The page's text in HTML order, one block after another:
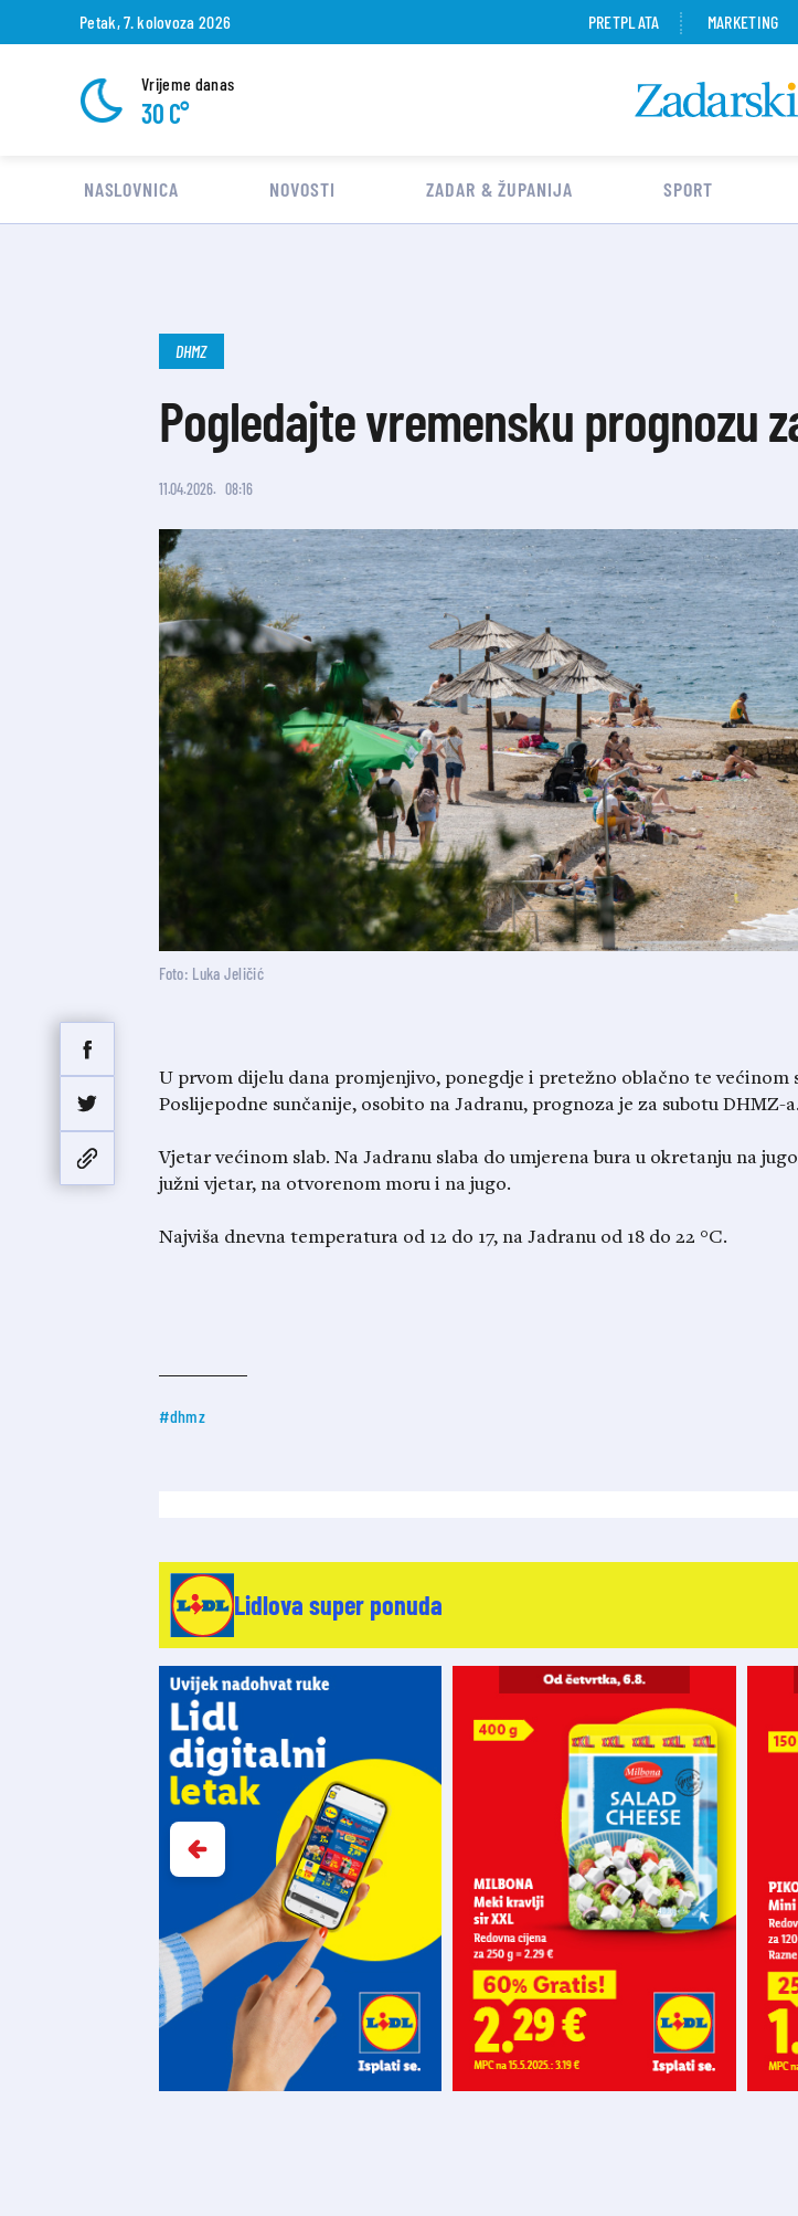
Petak, 7. kolovoza 2026 PRETPLATA MARKETING
Vrijeme danas
30 C°
NASLOVNICA NOVOSTI ZADAR & ŽUPANIJA SPORT
DHMZ
Pogledajte vremensku prognozu
11.04.2026. 08:16
Foto: Luka Jeličić
U prvom dijelu dana promjenjivo, ponegdje i pretežno oblačno te većinom
Poslijepodne sunčanije, osobito na Jadranu, prognoza je za subotu DHMZ-a.
Vjetar većinom slab. Na Jadranu slaba do umjerena bura u okretanju na
južni vjetar, na otvorenom moru i na jugo.
Najviša dnevna temperatura od 12 do 17, na Jadranu od 18 do 22 °C.
#dhmz
Lidlova super ponuda